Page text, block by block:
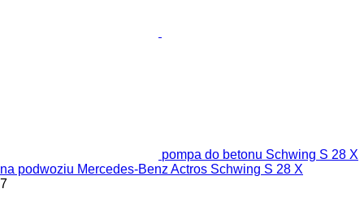
pompa do betonu Schwing S 28 X
na podwoziu Mercedes-Benz Actros Schwing S 28 X
7